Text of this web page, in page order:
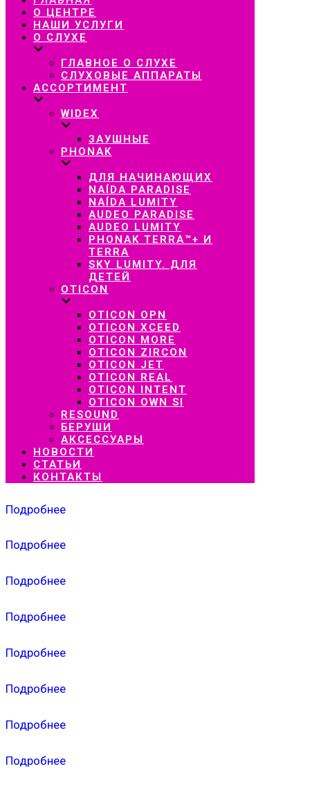
навигацию
О ЦЕНТРЕ
НАШИ УСЛУГИ
О СЛУХЕ
ГЛАВНОЕ О СЛУХЕ
СЛУХОВЫЕ АППАРАТЫ
АССОРТИМЕНТ
WIDEX
ЗАУШНЫЕ
PHONAK
ДЛЯ НАЧИНАЮЩИХ
NAÍDA PARADISE
NAÍDA LUMITY
AUDEO PARADISE
AUDEO LUMITY
PHONAK TERRA™+ И
TERRA
SKY LUMITY. ДЛЯ
ДЕТЕЙ
OTICON
OTICON OPN
OTICON XCEED
OTICON MORE
OTICON ZIRCON
OTICON JET
OTICON REAL
OTICON INTENT
OTICON OWN SI
RESOUND
БЕРУШИ
АКСЕССУАРЫ
НОВОСТИ
СТАТЬИ
КОНТАКТЫ
Подробнее
Подробнее
Подробнее
Подробнее
Подробнее
Подробнее
Подробнее
Подробнее